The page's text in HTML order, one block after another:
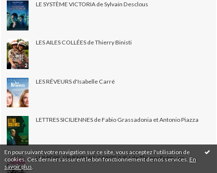
En poursuivant votre navigation sur ce site, vous acceptez l'utilisation de
cookies. Ces derniers assurent le bon fonctionnement de nos services. En
savoir plus
LE SYSTÈME VICTORIA de Sylvain Desclous
LES AILES COLLÉES de Thierry Binisti
LES RÊVEURS d'Isabelle Carré
LETTRES SICILIENNES de Fabio Grassadonia et Antonio Piazza
LUMIÈRE, L'AVENTURE CONTINUE ! de Thierry Frémaux